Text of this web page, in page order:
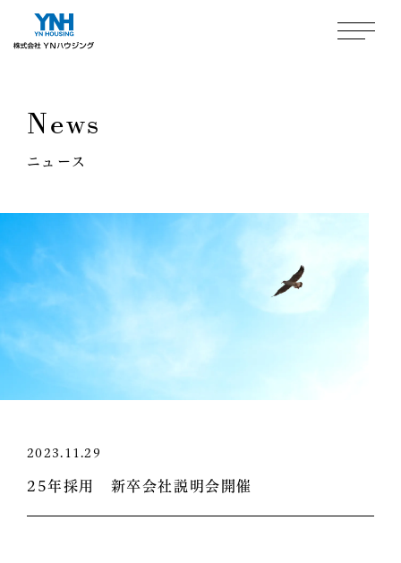
News
ニュース
2023.11.29
25年採用 新卒会社説明会開催